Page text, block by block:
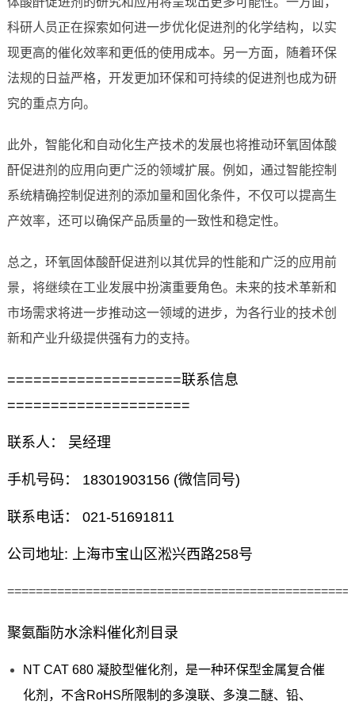
科研人员正在探索如何进一步优化促进剂的化学结构，以实
现更高的催化效率和更低的使用成本。另一方面，随着环保
法规的日益严格，开发更加环保和可持续的促进剂也成为研
究的重点方向。
此外，智能化和自动化生产技术的发展也将推动环氧固体酸
酐促进剂的应用向更广泛的领域扩展。例如，通过智能控制
系统精确控制促进剂的添加量和固化条件，不仅可以提高生
产效率，还可以确保产品质量的一致性和稳定性。
总之，环氧固体酸酐促进剂以其优异的性能和广泛的应用前
景，将继续在工业发展中扮演重要角色。未来的技术革新和
市场需求将进一步推动这一领域的进步，为各行业的技术创
新和产业升级提供强有力的支持。
====================联系信息
=====================
联系人： 吴经理
手机号码： 18301903156 (微信同号)
联系电话： 021-51691811
公司地址: 上海市宝山区淞兴西路258号
聚氨酯防水涂料催化剂目录
NT CAT 680 凝胶型催化剂，是一种环保型金属复合催
化剂，不含RoHS所限制的多溴联、多溴二醚、铅、